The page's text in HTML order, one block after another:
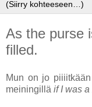
As the purse
filled.
Mun on jo
meiningillä if I was